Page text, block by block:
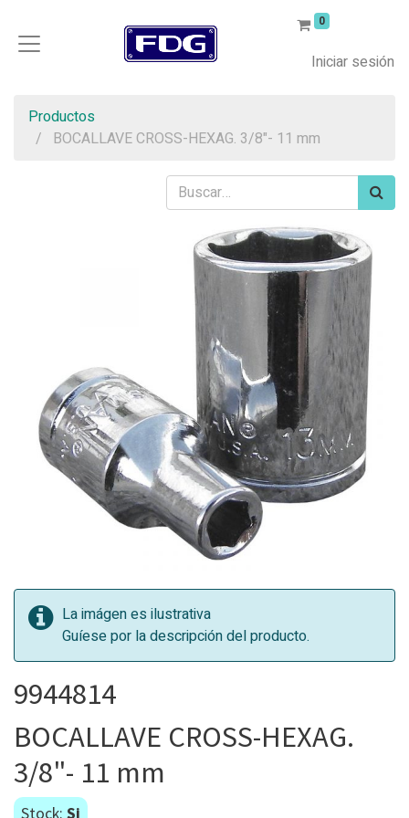
0
Iniciar sesión
Productos
BOCALLAVE CROSS-HEXAG. 3/8"- 11 mm
La imágen es ilustrativa
Guíese por la descripción del producto.
9944814
BOCALLAVE CROSS-HEXAG.
3/8"- 11 mm
Stock: Si